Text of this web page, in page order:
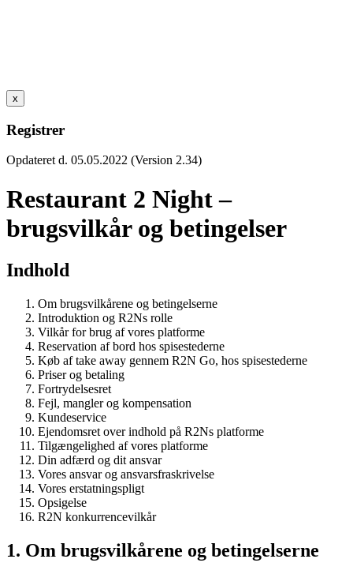
x
Registrer
Opdateret d. 05.05.2022 (Version 2.34)
Restaurant 2 Night –
brugsvilkår og betingelser
Indhold
Om brugsvilkårene og betingelserne
Introduktion og R2Ns rolle
Vilkår for brug af vores platforme
Reservation af bord hos spisestederne
Køb af take away gennem R2N Go, hos spisestederne
Priser og betaling
Fortrydelsesret
Fejl, mangler og kompensation
Kundeservice
Ejendomsret over indhold på R2Ns platforme
Tilgængelighed af vores platforme
Din adfærd og dit ansvar
Vores ansvar og ansvarsfraskrivelse
Vores erstatningspligt
Opsigelse
R2N konkurrencevilkår
1. Om brugsvilkårene og betingelserne